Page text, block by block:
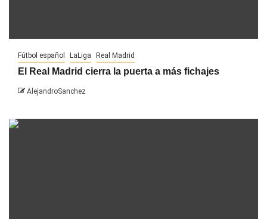
Fútbol español LaLiga Real Madrid
El Real Madrid cierra la puerta a más fichajes
AlejandroSanchez